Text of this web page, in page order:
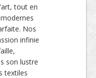
tout en
Nos
infinie
son lustre
textiles